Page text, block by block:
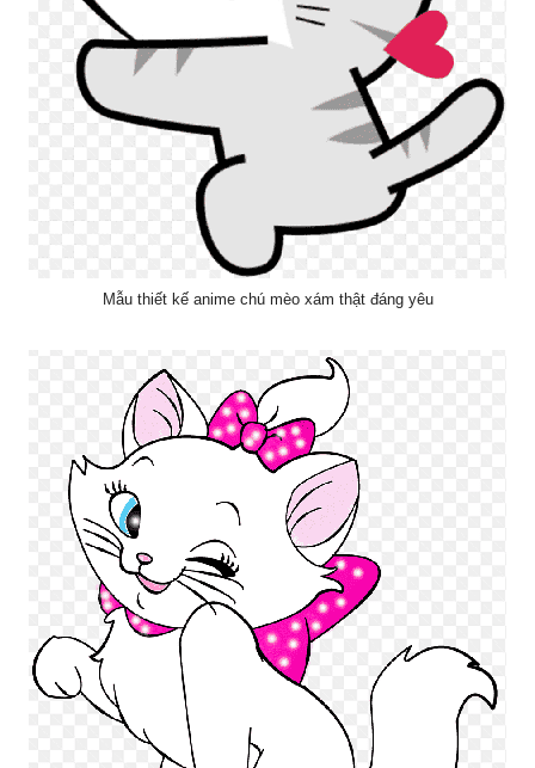
Mẫu thiết kế anime chú mèo xám thật đáng yêu